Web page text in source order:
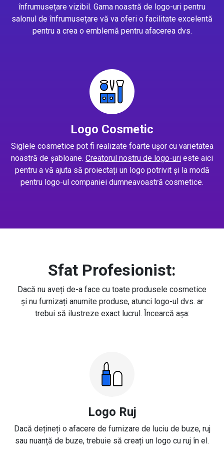
înfrumusețare vizibil. Gama noastră de logo-uri pentru
salonul de înfrumusețare vă va oferi o facilitate excelentă
pentru a crea o emblemă pentru afacerea dvs.
Logo Cosmetic
Siglele cosmetice pot fi realizate foarte ușor cu varietatea
noastră de șabloane. Creatorul nostru de logo-uri este aici
pentru a vă ajuta să proiectați un logo potrivit și la modă
pentru logo-ul companiei dumneavoastră cosmetice.
Sfat Profesionist:
Dacă nu aveți de-a face cu toate produsele cosmetice
și nu furnizați anumite produse, atunci logo-ul dvs. ar
trebui să ilustreze exact lucrul. Încearcă așa:
Logo Ruj
Dacă dețineți o afacere de furnizare de luciu de buze, ruj
sau nuanță de buze, trebuie să creați un logo cu ruj în el.